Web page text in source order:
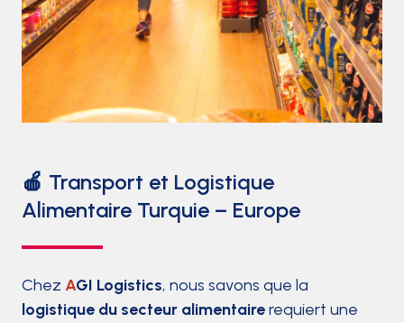
🍎 Transport et Logistique
Alimentaire Turquie – Europe
Chez AGI Logistics, nous savons que la
logistique du secteur alimentairerequiert une